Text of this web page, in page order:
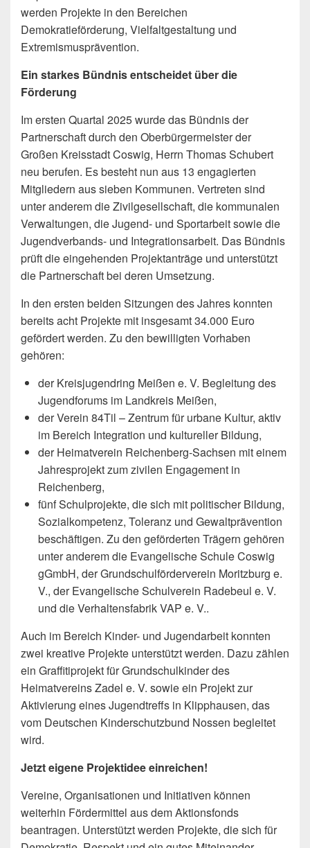
werden Projekte in den Bereichen
Demokratieförderung, Vielfaltgestaltung und
Extremismusprävention.
Ein starkes Bündnis entscheidet über die
Förderung
Im ersten Quartal 2025 wurde das Bündnis der
Partnerschaft durch den Oberbürgermeister der
Großen Kreisstadt Coswig, Herrn Thomas Schubert
neu berufen. Es besteht nun aus 13 engagierten
Mitgliedern aus sieben Kommunen. Vertreten sind
unter anderem die Zivilgesellschaft, die kommunalen
Verwaltungen, die Jugend- und Sportarbeit sowie die
Jugendverbands- und Integrationsarbeit. Das Bündnis
prüft die eingehenden Projektanträge und unterstützt
die Partnerschaft bei deren Umsetzung.
In den ersten beiden Sitzungen des Jahres konnten
bereits acht Projekte mit insgesamt 34.000 Euro
gefördert werden. Zu den bewilligten Vorhaben
gehören:
der Kreisjugendring Meißen e. V. Begleitung des
Jugendforums im Landkreis Meißen,
der Verein 84Til – Zentrum für urbane Kultur, aktiv
im Bereich Integration und kultureller Bildung,
der Heimatverein Reichenberg-Sachsen mit einem
Jahresprojekt zum zivilen Engagement in
Reichenberg,
fünf Schulprojekte, die sich mit politischer Bildung,
Sozialkompetenz, Toleranz und Gewaltprävention
beschäftigen. Zu den geförderten Trägern gehören
unter anderem die Evangelische Schule Coswig
gGmbH, der Grundschulförderverein Moritzburg e.
V., der Evangelische Schulverein Radebeul e. V.
und die Verhaltensfabrik VAP e. V..
Auch im Bereich Kinder- und Jugendarbeit konnten
zwei kreative Projekte unterstützt werden. Dazu zählen
ein Graffitiprojekt für Grundschulkinder des
Heimatvereins Zadel e. V. sowie ein Projekt zur
Aktivierung eines Jugendtreffs in Klipphausen, das
vom Deutschen Kinderschutzbund Nossen begleitet
wird.
Jetzt eigene Projektidee einreichen!
Vereine, Organisationen und Initiativen können
weiterhin Fördermittel aus dem Aktionsfonds
beantragen. Unterstützt werden Projekte, die sich für